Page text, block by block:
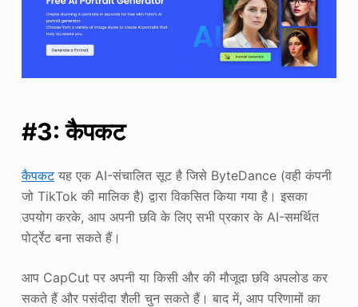
#3: कैपकट
कैपकटयह एक AI-संचालित सूट है जिसे ByteDance (वही कंपनी
जो TikTok की मालिक है) द्वारा विकसित किया गया है। इसका
उपयोग करके, आप अपनी छवि के लिए सभी प्रकार के AI-समर्थित
पोर्ट्रेट बना सकते हैं।
आप CapCut पर अपनी या किसी और की मौजूदा छवि अपलोड कर
सकते हैं और पसंदीदा शैली चुन सकते हैं। बाद में, आप परिणामों का